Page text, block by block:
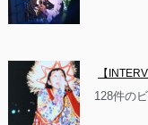
【
128件の